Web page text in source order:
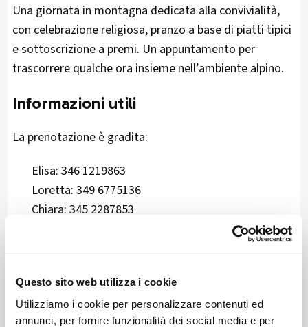
Questo sito web utilizza i cookie
Utilizziamo i cookie per personalizzare contenuti ed
annunci, per fornire funzionalità dei social media e per
Una giornata in montagna dedicata alla convivialità,
con celebrazione religiosa, pranzo a base di piatti tipici
e sottoscrizione a premi. Un appuntamento per
trascorrere qualche ora insieme nell’ambiente alpino.
Informazioni utili
La prenotazione è gradita:
Elisa: 346 1219863
Loretta: 349 6775136
Chiara: 345 2287853
In caso di maltempo la festa sarà rinviata a domenica
9 agosto 2026.